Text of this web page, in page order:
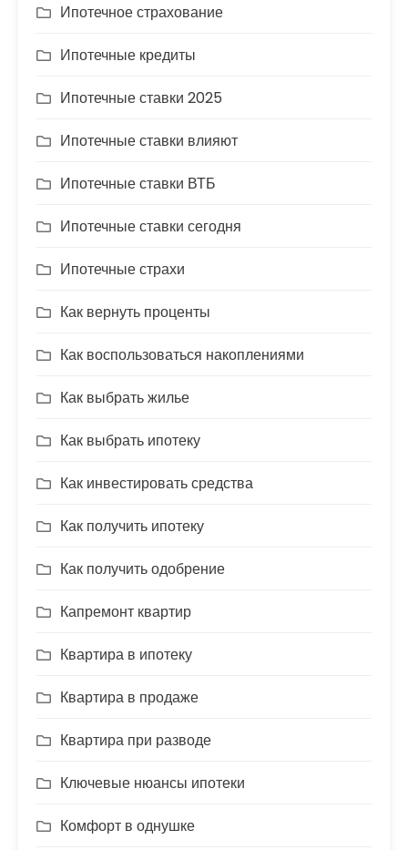
Ипотечное страхование
Ипотечные кредиты
Ипотечные ставки 2025
Ипотечные ставки влияют
Ипотечные ставки ВТБ
Ипотечные ставки сегодня
Ипотечные страхи
Как вернуть проценты
Как воспользоваться накоплениями
Как выбрать жилье
Как выбрать ипотеку
Как инвестировать средства
Как получить ипотеку
Как получить одобрение
Капремонт квартир
Квартира в ипотеку
Квартира в продаже
Квартира при разводе
Ключевые нюансы ипотеки
Комфорт в однушке